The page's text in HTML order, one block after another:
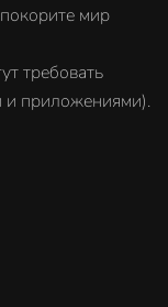
мир
требовать
и приложениями).